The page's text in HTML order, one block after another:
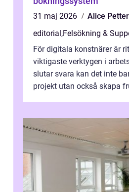
31 maj 2026
Alice
editorial,Felsökning &
För digitala konstnärer är
viktigaste verktygen i
slutar svara kan det inte
projekt utan också skapa